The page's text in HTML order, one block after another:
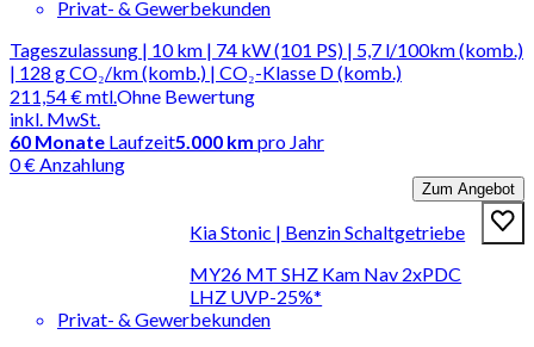
Privat- & Gewerbekunden
Tageszulassung | 10 km | 74 kW (101 PS) | 5,7 l/100km (komb.)
| 128 g CO₂/km (komb.) | CO₂-Klasse D (komb.)
211,54 €mtl.
inkl. MwSt.
Ohne Bewertung
60 Monate Laufzeit5.000 km pro Jahr
0 € Anzahlung
Zum Angebot
Kia Stonic | Benzin Schaltgetriebe
MY26 MT SHZ Kam Nav 2xPDC
LHZ UVP-25%*
Privat- & Gewerbekunden